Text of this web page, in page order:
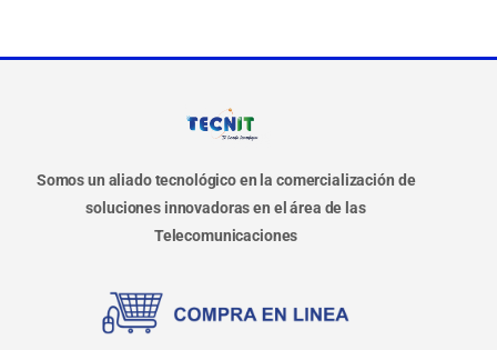
Somos un aliado tecnológico en la comercialización de
soluciones innovadoras en el área de las
Telecomunicaciones